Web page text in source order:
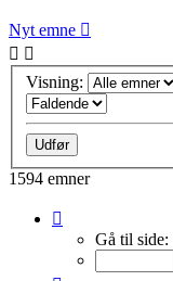
Nyt emne
Visning:
1594 emner
80
Gå til side: